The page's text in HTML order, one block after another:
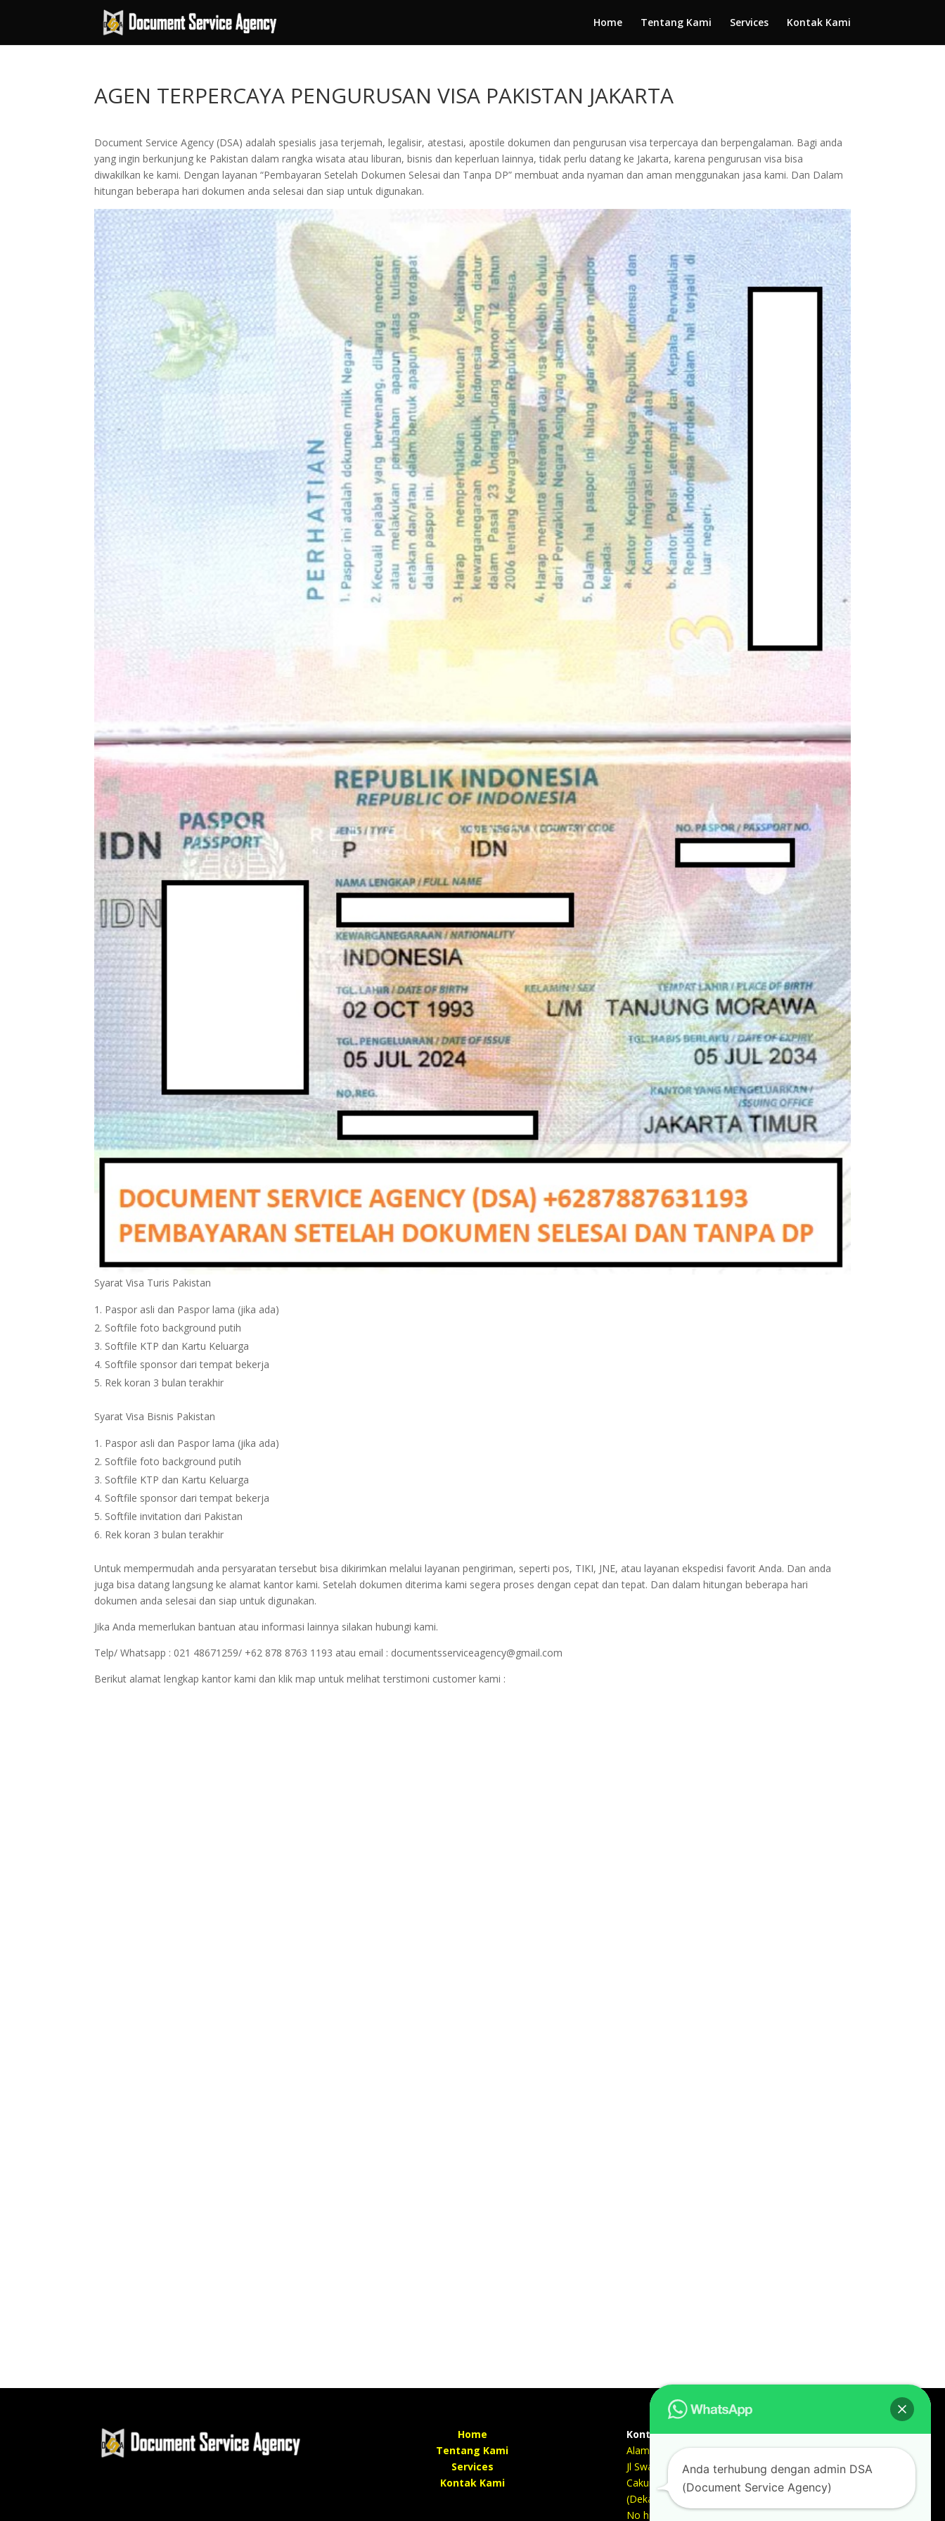
Home Tentang Kami Services Kontak Kami
AGEN TERPERCAYA PENGURUSAN VISA PAKISTAN JAKARTA
Document Service Agency (DSA) adalah spesialis jasa terjemah, legalisir, atestasi, apostile dokumen dan pengurusan visa terpercaya dan berpengalaman. Bagi anda
yang ingin berkunjung ke Pakistan dalam rangka wisata atau liburan, bisnis dan keperluan lainnya, tidak perlu datang ke Jakarta, karena pengurusan visa bisa
diwakilkan ke kami. Dengan layanan “Pembayaran Setelah Dokumen Selesai dan Tanpa DP” membuat anda nyaman dan aman menggunakan jasa kami. Dan Dalam
hitungan beberapa hari dokumen anda selesai dan siap untuk digunakan.
Syarat Visa Turis Pakistan
Paspor asli dan Paspor lama (jika ada)
Softfile foto background putih
Softfile KTP dan Kartu Keluarga
Softfile sponsor dari tempat bekerja
Rek koran 3 bulan terakhir
Syarat Visa Bisnis Pakistan
Paspor asli dan Paspor lama (jika ada)
Softfile foto background putih
Softfile KTP dan Kartu Keluarga
Softfile sponsor dari tempat bekerja
Softfile invitation dari Pakistan
Rek koran 3 bulan terakhir
Untuk mempermudah anda persyaratan tersebut bisa dikirimkan melalui layanan pengiriman, seperti pos, TIKI, JNE, atau layanan ekspedisi favorit Anda. Dan anda
juga bisa datang langsung ke alamat kantor kami. Setelah dokumen diterima kami segera proses dengan cepat dan tepat. Dan dalam hitungan beberapa hari
dokumen anda selesai dan siap untuk digunakan.
Jika Anda memerlukan bantuan atau informasi lainnya silakan hubungi kami.
Telp/ Whatsapp : 021 48671259/ +62 878 8763 1193 atau email : documentsserviceagency@gmail.com
Berikut alamat lengkap kantor kami dan klik map untuk melihat terstimoni customer kami :
Home
Tentang Kami
Services
Kontak Kami
Kontak kami
Alamat kantor :
Jl Swadaya Pam No 6 Rt 006 Rw 007 Jatinegara,
Cakung, Jakarta Timur 13930
(Dekat Mesjid Al Marzukiyah Swadaya Pam)
No hp/ telpon :
Anda terhubung dengan admin DSA
(Document Service Agency)